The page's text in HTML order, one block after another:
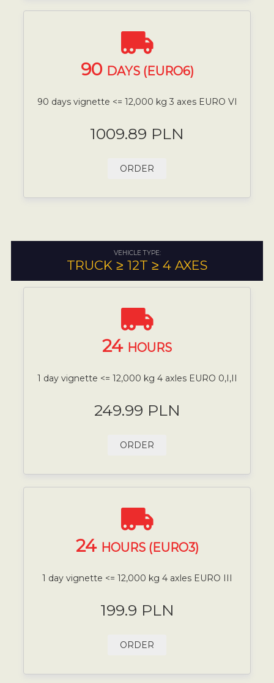
90 DAYS (EURO6)
90 days vignette <= 12,000 kg 3 axes EURO VI
1009.89 PLN
ORDER
VEHICLE TYPE:
TRUCK ≥ 12T ≥ 4 AXES
24 HOURS
1 day vignette <= 12,000 kg 4 axles EURO 0,I,II
249.99 PLN
ORDER
24 HOURS (EURO3)
1 day vignette <= 12,000 kg 4 axles EURO III
199.9 PLN
ORDER